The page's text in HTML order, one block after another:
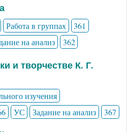
Работа в группах
361
на анализ 362
и творчестве К. Г.
изучения
УС Задание на анализ 367